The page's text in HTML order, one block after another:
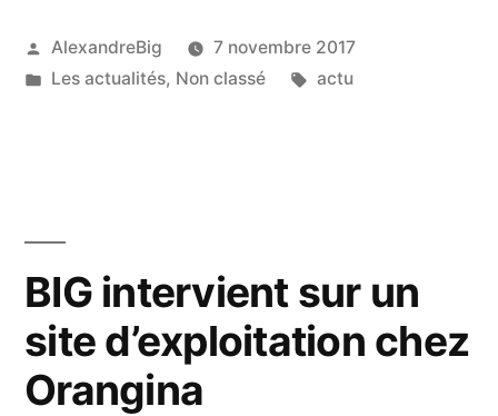
AlexandreBig
7 novembre 2017
Les actualités, Non classé actu
BIG intervient sur un
site d’exploitation chez
Orangina